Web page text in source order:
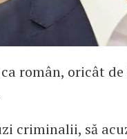
ca român, oricât
criminalii, să